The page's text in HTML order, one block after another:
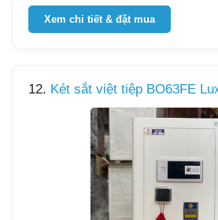
Xem chi tiết & đặt mua
12. Két sắt việt tiệp BO63FE